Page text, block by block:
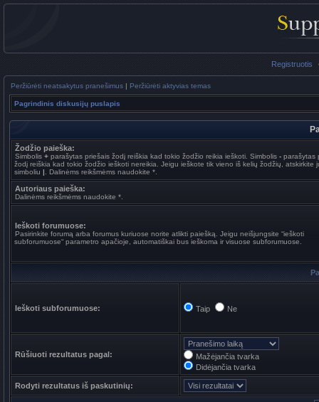
Registruotis
Peržiūrėti neatsakytus pranešimus | Peržiūrėti aktyvias temas
Pagrindinis diskusijų puslapis
Žodžio paieška:
Simbolis + parašytas priešais žodį reiškia kad tokio žodžio reikia ieškoti. Simbolis - parašytas
žodį reiškia kad tokio žodžio ieškoti nereikia. Jeigu ieškote tik vieno iš kelių žodžių, atskirkite
simboliu | . Dalinėms reikšmėms naudokite *.
Autoriaus paieška:
Dalinėms reikšmėms naudokite *.
Ieškoti forumuose:
Pasirinkite forumą arba forumus kuriuose norite atlikti paiešką. Jeigu neišjungsite “ieškoti
subforumuose“ parametro apačioje, automatiškai bus ieškoma ir visuose subforumuose.
Ieškoti subforumuose: Taip Ne
Rūšiuoti rezultatus pagal:
Mažėjančia tvarka
Didėjančia tvarka
Rodyti rezultatus iš paskutinių: